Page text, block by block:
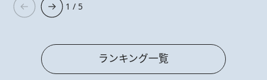
1 / 5
ランキング一覧